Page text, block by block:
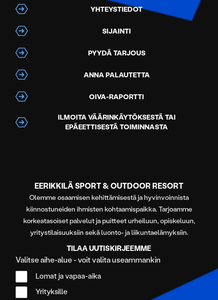
YHTEYSTIEDOT
SIJAINTI
PYYDÄ TARJOUS
ANNA PALAUTETTA
OIVA-RAPORTTI
ILMOITA VÄÄRINKÄYTÖKSESTÄ TAI
EPÄEETTISESTÄ TOIMINNASTA
EERIKKILÄ SPORT & OUTDOOR RESORT
Olemme osaamisen kehittämisestä ja hyvinvoinnista
kiinnostuneiden ihmisten kohtaamispaikka. Tarjoamme
korkeatasoiset palvelut ja puitteet urheiluun, opiskeluun,
yritystilaisuuksiin sekä luonto- ja liikuntaelämyksiin.
TILAA UUTISKIRJEEMME
Valitse aihe-alue - voit valita useammankin
Lomat ja vapaa-aika
Yrityksille